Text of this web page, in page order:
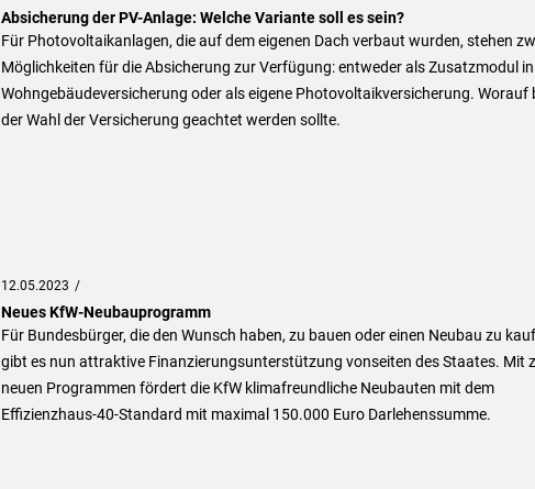
Absicherung der PV-Anlage: Welche Variante soll es sein?
Für Photovoltaikanlagen, die auf dem eigenen Dach verbaut wurden, stehen
Möglichkeiten für die Absicherung zur Verfügung: entweder als Zusatzmodul
Wohngebäudeversicherung oder als eigene Photovoltaikversicherung. Worauf
der Wahl der Versicherung geachtet werden sollte.
12.05.2023
Neues KfW-Neubauprogramm
Für Bundesbürger, die den Wunsch haben, zu bauen oder einen Neubau zu
gibt es nun attraktive Finanzierungsunterstützung vonseiten des Staates. Mit
neuen Programmen fördert die KfW klimafreundliche Neubauten mit dem
Effizienzhaus-40-Standard mit maximal 150.000 Euro Darlehenssumme.